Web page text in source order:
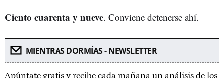
Ciento cuarenta y nueve. Conviene detenerse ahí.
MIENTRAS DORMÍAS - NEWSLETTER
Apúntate gratis y recibe cada mañana un análisis de los